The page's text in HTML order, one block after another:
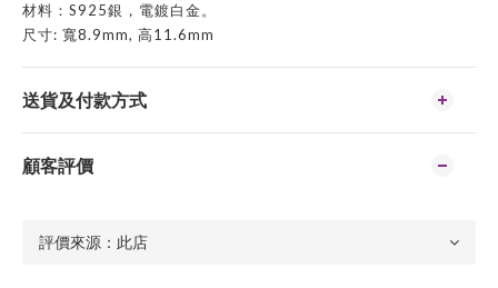
材料：S925銀，電鍍白金。
尺寸: 寬8.9mm, 高11.6mm
送貨及付款方式
顧客評價